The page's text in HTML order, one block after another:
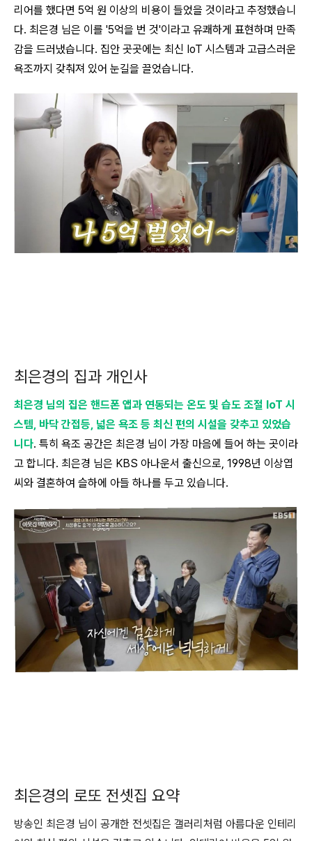
리어를 했다면 5억 원 이상의 비용이 들었을 것이라고 추정했습니
다. 최은경 님은 이를 '5억을 번 것'이라고 유쾌하게 표현하며 만족
감을 드러냈습니다. 집안 곳곳에는 최신 IoT 시스템과 고급스러운
욕조까지 갖춰져 있어 눈길을 끌었습니다.
최은경의 집과 개인사
최은경 님의 집은 핸드폰 앱과 연동되는 온도 및 습도 조절 IoT 시
스템, 바닥 간접등, 넓은 욕조 등 최신 편의 시설을 갖추고 있었습
니다. 특히 욕조 공간은 최은경 님이 가장 마음에 들어 하는 곳이라
고 합니다. 최은경 님은 KBS 아나운서 출신으로, 1998년 이상엽
씨와 결혼하여 슬하에 아들 하나를 두고 있습니다.
최은경의 로또 전셋집 요약
방송인 최은경 님이 공개한 전셋집은 갤러리처럼 아름다운 인테리